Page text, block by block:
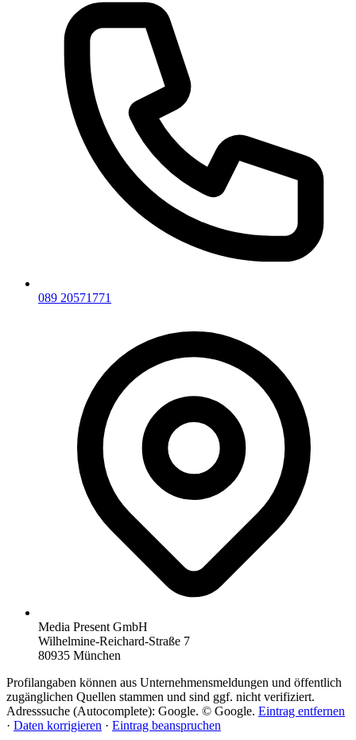
089 20571771
Media Present GmbH
Wilhelmine-Reichard-Straße 7
80935 München
Profilangaben können aus Unternehmensmeldungen und öffentlich
zugänglichen Quellen stammen und sind ggf. nicht verifiziert.
Adresssuche (Autocomplete): Google. © Google. Eintrag entfernen
· Daten korrigieren · Eintrag beanspruchen